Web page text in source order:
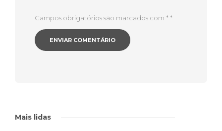
Campos obrigatórios são marcados com **
Mais lidas